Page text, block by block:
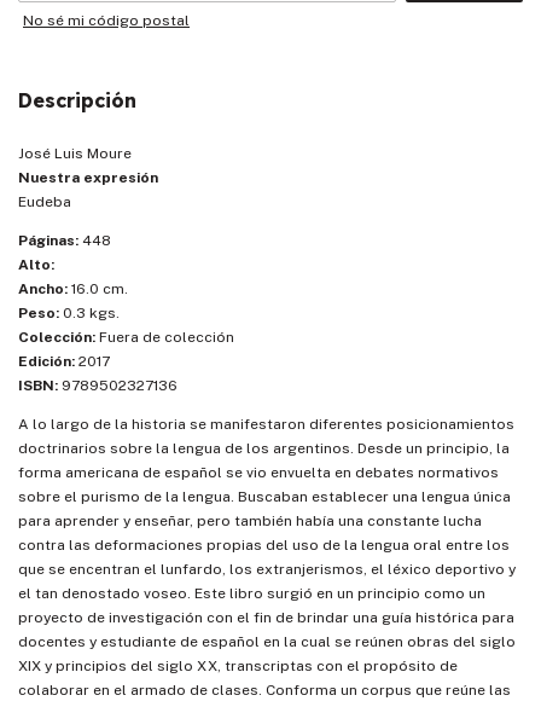
No sé mi código postal
Descripción
José Luis Moure
Nuestra expresión
Eudeba
Páginas: 448
Alto:
Ancho: 16.0 cm.
Peso: 0.3 kgs.
Colección: Fuera de colección
Edición: 2017
ISBN: 9789502327136
A lo largo de la historia se manifestaron diferentes posicionamientos
doctrinarios sobre la lengua de los argentinos. Desde un principio, la
forma americana de español se vio envuelta en debates normativos
sobre el purismo de la lengua. Buscaban establecer una lengua única
para aprender y enseñar, pero también había una constante lucha
contra las deformaciones propias del uso de la lengua oral entre los
que se encentran el lunfardo, los extranjerismos, el léxico deportivo y
el tan denostado voseo. Este libro surgió en un principio como un
proyecto de investigación con el fin de brindar una guía histórica para
docentes y estudiante de español en la cual se reúnen obras del siglo
XIX y principios del siglo XX, transcriptas con el propósito de
colaborar en el armado de clases. Conforma un corpus que reúne las